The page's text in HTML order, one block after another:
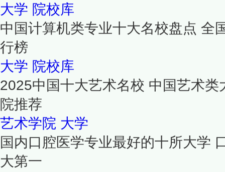
大学 院校库
中国计算机类专业十大名校盘点 全
行榜
大学 院校库
2025中国十大艺术名校 中国艺术
院推荐
艺术学院 大学
国内口腔医学专业最好的十所大学
大第一